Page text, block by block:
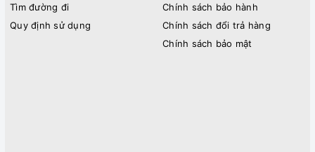
Tìm đường đi
Quy định sử dụng
Chính sách bảo hành
Chính sách đổi trả hàng
Chính sách bảo mật